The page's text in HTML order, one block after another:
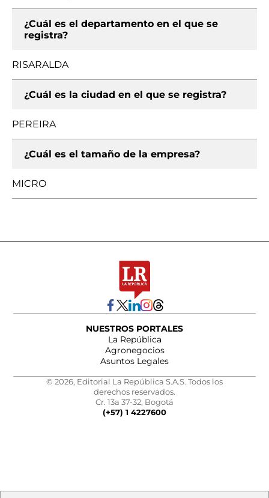
¿Cuál es el departamento en el que se
registra?
RISARALDA
¿Cuál es la ciudad en el que se registra?
PEREIRA
¿Cuál es el tamaño de la empresa?
MICRO
NUESTROS PORTALES
La República
Agronegocios
Asuntos Legales
© 2026, Editorial La República S.A.S. Todos los
derechos reservados.
Cr. 13a 37-32, Bogotá
(+57) 1 4227600